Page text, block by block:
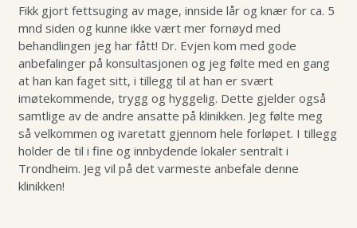
Leppeløft Småkirurgi
Brystforstørring eget fettFettsuging
Lipødem Svettebehandling
Lårplastikk
Øyelokk
Brystforstørring
Fettransplantasjon
Leppeløft
Småkirurgi
Brystforstørring eget
Skinboosters
Gavekort
Pigmenteringer
Rynkebehandling
Se mer
Fikk gjort fettsuging av mage, innside lår og knær for ca. 5
mnd siden og kunne ikke vært mer fornøyd med
behandlingen jeg har fått! Dr. Evjen kom med gode
anbefalinger på konsultasjonen og jeg følte med en gang
at han kan faget sitt, i tillegg til at han er svært
imøtekommende, trygg og hyggelig. Dette gjelder også
samtlige av de andre ansatte på klinikken. Jeg følte meg
så velkommen og ivaretatt gjennom hele forløpet. I tillegg
holder de til i fine og innbydende lokaler sentralt i
Trondheim. Jeg vil på det varmeste anbefale denne
klinikken!